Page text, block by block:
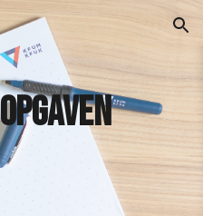
Skip to navigation